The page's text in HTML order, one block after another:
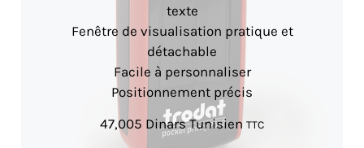
texte
Fenêtre de visualisation pratique et
détachable
Facile à personnaliser
Positionnement précis
47,005 Dinars Tunisien TTC